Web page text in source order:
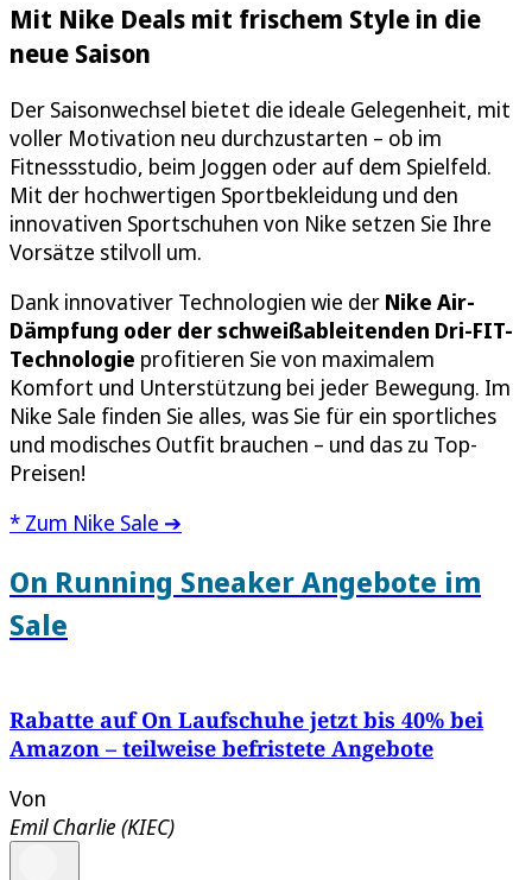
Mit Nike Deals mit frischem Style in die
neue Saison
Der Saisonwechsel bietet die ideale Gelegenheit, mit
voller Motivation neu durchzustarten – ob im
Fitnessstudio, beim Joggen oder auf dem Spielfeld.
Mit der hochwertigen Sportbekleidung und den
innovativen Sportschuhen von Nike setzen Sie Ihre
Vorsätze stilvoll um.
Dank innovativer Technologien wie der Nike Air-
Dämpfung oder der schweißableitenden Dri-FIT-
Technologie profitieren Sie von maximalem
Komfort und Unterstützung bei jeder Bewegung. Im
Nike Sale finden Sie alles, was Sie für ein sportliches
und modisches Outfit brauchen – und das zu Top-
Preisen!
* Zum Nike Sale ➔
On Running Sneaker Angebote im
Sale
Rabatte auf On Laufschuhe jetzt bis 40% bei
Amazon – teilweise befristete Angebote
Von
Emil Charlie (KIEC)